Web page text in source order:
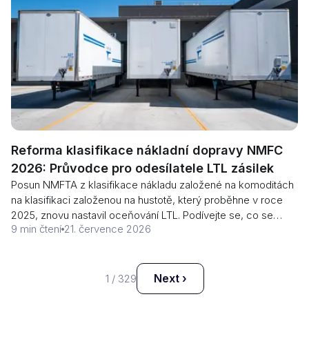
Reforma klasifikace nákladní dopravy NMFC
2026: Průvodce pro odesílatele LTL zásilek
Posun NMFTA z klasifikace nákladu založené na komoditách
na klasifikaci založenou na hustotě, který proběhne v roce
2025, znovu nastavil oceňování LTL. Podívejte se, co se
změnilo, proč to ovlivňuje vaše ceny a jaké praktické kroky
9 min čtení 21. července 2026
1 / 329 Next ›